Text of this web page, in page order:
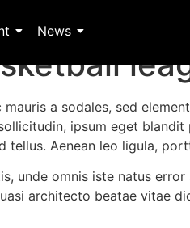
News
a sodales, sed
ipsum eget
tellus. Aenean leo ligula,
unde omnis iste natus
architecto beatae vitae